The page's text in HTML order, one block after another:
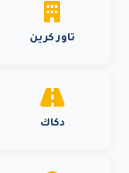
تاور كرين
دكاك